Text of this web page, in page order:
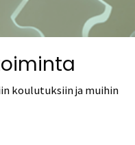
koulutuksiin ja muihin